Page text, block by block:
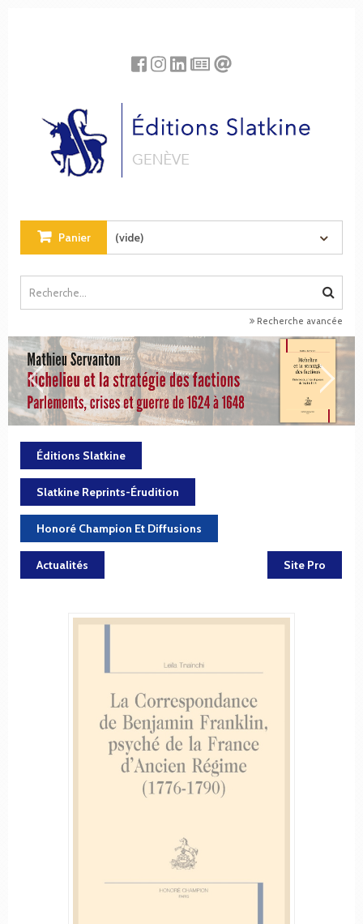
Panier (vide)
Recherche avancée
Éditions Slatkine
Slatkine Reprints-Érudition
Honoré Champion Et Diffusions
Actualités Site Pro